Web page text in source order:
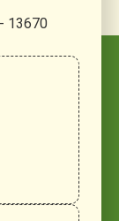
13670